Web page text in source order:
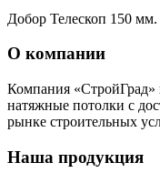
Добор Телескоп 150 мм.
О компании
Компания «СтройГрад»
натяжные потолки с
рынке строительных
Наша продукция